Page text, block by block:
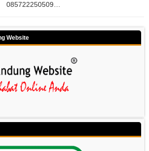
085722250509…
Website